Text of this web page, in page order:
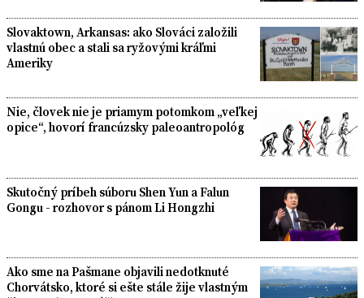
Slovaktown, Arkansas: ako Slováci založili
vlastnú obec a stali sa ryžovými kráľmi
Ameriky
Nie, človek nie je priamym potomkom „veľkej
opice“, hovorí francúzsky paleoantropológ
Skutočný príbeh súboru Shen Yun a Falun
Gongu - rozhovor s pánom Li Hongzhi
Ako sme na Pašmane objavili nedotknuté
Chorvátsko, ktoré si ešte stále žije vlastným